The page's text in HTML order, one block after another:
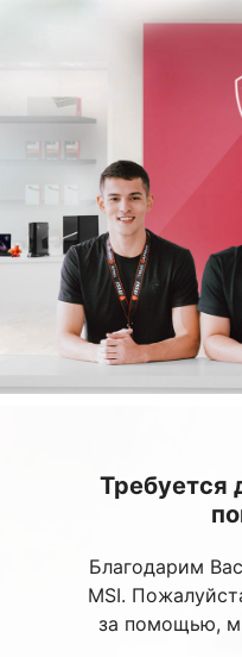
Требуется
Благодарим
MSI.
за помощью,